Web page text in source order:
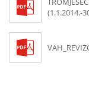
(1.1.2014.-